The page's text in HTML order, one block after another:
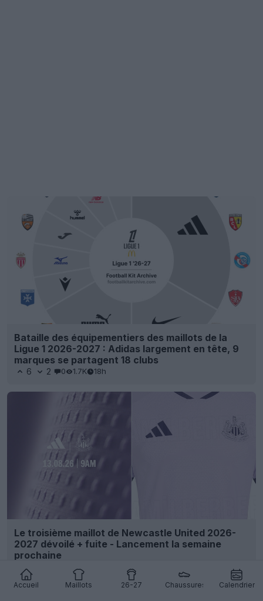
Accueil Maillots 26-27 Chaussures Calendrier
Bataille des équipementiers des maillots de la
Ligue 1 2026-2027 : Adidas largement en tête, 9
marques se partagent 18 clubs
6 2 0 1.7K 18h
Le troisième maillot de Newcastle United 2026-
2027 dévoilé + fuite - Lancement la semaine
prochaine
FUITE 59 19h